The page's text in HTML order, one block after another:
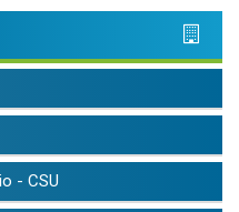
- CSU